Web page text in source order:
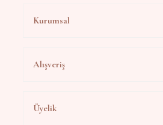
Kurumsal
Alışveriş
Üyelik